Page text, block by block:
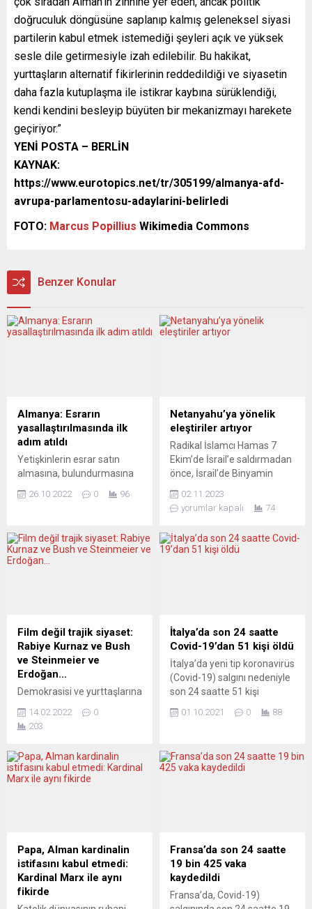
doğruculuk döngüsüne saplanıp kalmış geleneksel siyasi
partilerin kabul etmek istemediği şeyleri açık ve yüksek
sesle dile getirmesiyle izah edilebilir. Bu hakikat,
yurttaşların alternatif fikirlerinin reddedildiği ve siyasetin
daha fazla kutuplaşma ile istikrar kaybına sürüklendiği,
kendi kendini besleyip büyüten bir mekanizmayı harekete
geçiriyor.”
YENİ POSTA – BERLİN
KAYNAK:
https://www.eurotopics.net/tr/305199/almanya-afd-
avrupa-parlamentosu-adaylarini-belirledi
FOTO: Marcus Popillius Wikimedia Commons
Benzer Konular
Almanya: Esrarın
yasallaştırılmasında ilk
adım atıldı
Yetişkinlerin esrar satın
almasına, bulundurmasına
yasal düzenlemeye ilişkin
Federal Alman hükümetinin,
esrarla ilgili yasa tasarısının
aktif madde
tetrahidrokanabinol (THC),
artık yasal olarak narkotik
kategorisinde
sınıflandırılmayacak. “Keyif
amaçlı...
26.10.2022 0 96
Netanyahu’ya yönelik
eleştiriler artıyor
Radikal İslamcı Hamas 7
Ekim’de İsrail’e saldırmadan
önce, İsrail’de Binyamin
sağcı ve dinci hükümete
yönelik büyük protesto
Ülkeye yönelik genel
tehdit karşısında şimdilik bu
saldırısı konusunda kendisini
uyarmamakla suçlamasına
yönelik eleştiriler sürüyor.
İsrail Başbakanı
yorumculara göre tam
anlamıyla beceriksiz....
02.11.2023
yorumlar kapalı
74
Film değil trajik siyaset:
Rabiye Kurnaz ve Bush
ve Steinmeier ve
Erdoğan…
Demokrasisi ve yurttaşlarına
Avrupa’nın en büyük ülkesi
Federal Almanya, hem de
Yeşillerin iktidarında,
Erdoğan Ankarası ile el ele
Kurnaz’ın Guantanamo
trajedisi, maskeleri
düşürecek mi? Eski-yeni
Cumhurbaşkanı Frank-
14.02.2022
0
203
İtalya’da son 24 saatte
Covid-19’dan 51 kişi öldü
İtalya’da yeni tip koronavirüs
(Covid-19) salgını nedeniyle
son 24 saatte 51 kişi
Bakanlığının verilerine göre,
kişiye Covid-19 tanısı
konuldu. Böylece salgının
01.10.2021 0 88
Papa, Alman kardinalin
istifasını kabul etmedi:
Kardinal Marx ile aynı
fikirde
Fransa’da son 24 saatte
19 bin 425 vaka
kaydedildi
Fransa’da, Covid-19)